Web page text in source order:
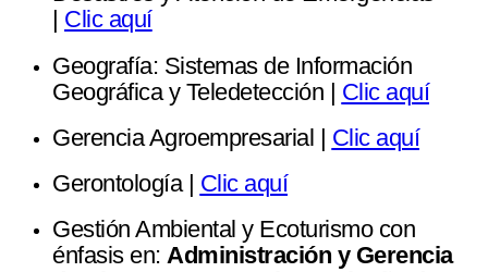
Clic aquí
Geografía: Sistemas de Información
Geográfica y Teledetección | Clic aquí
Gerencia Agroempresarial | Clic aquí
Gerontología | Clic aquí
Gestión Ambiental y Ecoturismo con
énfasis en: Administración y Gerencia